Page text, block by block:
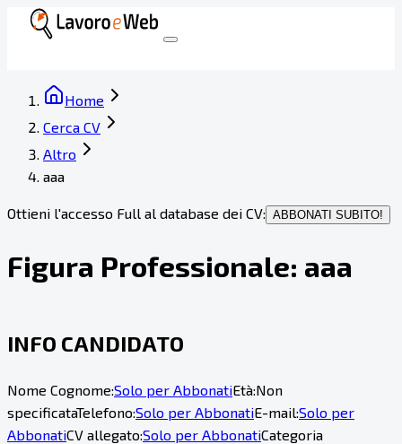
Home
Cerca CV
Altro
aaa
Ottieni l'accesso Full al database dei CV: ABBONATI SUBITO!
Figura Professionale: aaa
INFO CANDIDATO
Nome Cognome:Solo per AbbonatiEtà:Non
specificataTelefono:Solo per AbbonatiE-mail:Solo per
AbbonatiCV allegato:Solo per AbbonatiCategoria